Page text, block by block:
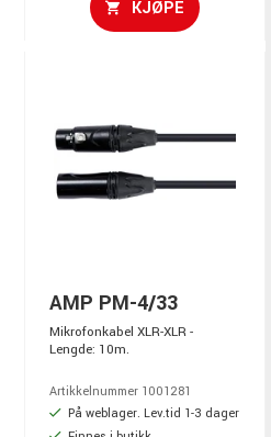
KJØPE
AMP PM-4/33
Mikrofonkabel XLR-XLR -
Lengde: 10m.
Artikkelnummer 1001281
På weblager. Lev.tid 1-3 dager